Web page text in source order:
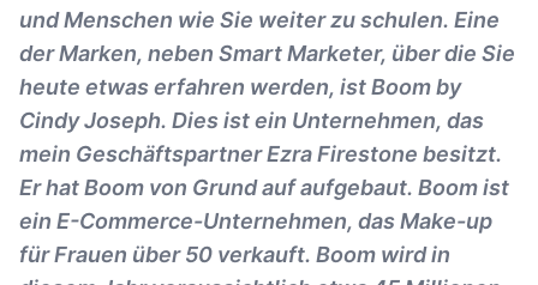
und Menschen wie Sie weiter zu schulen. Eine
der Marken, neben Smart Marketer, über die Sie
heute etwas erfahren werden, ist Boom by
Cindy Joseph. Dies ist ein Unternehmen, das
mein Geschäftspartner Ezra Firestone besitzt.
Er hat Boom von Grund auf aufgebaut. Boom ist
ein E-Commerce-Unternehmen, das Make-up
für Frauen über 50 verkauft. Boom wird in